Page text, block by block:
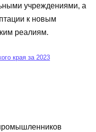
учреждениями, а
к новым
реалиям.
края за 2023